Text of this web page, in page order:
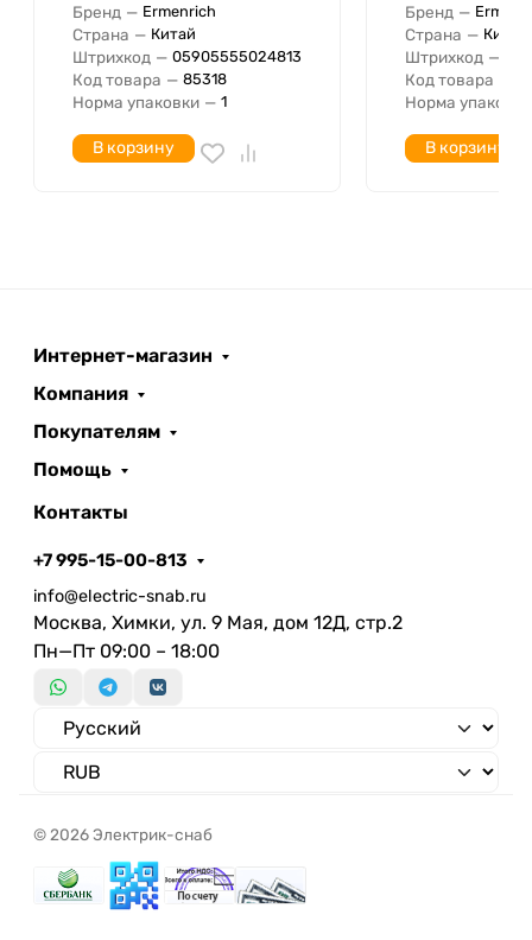
Бренд — Ermenrich
Страна — Китай
Штрихкод — 05905555024813
Код товара — 85318
Норма упаковки — 1
В корзину
Бренд —
Страна — Китай
Штрихкод —
Код товара
Норма упаковки
В корзину
Интернет-магазин
Компания
Покупателям
Помощь
Контакты
+7 995-15-00-813
info@electric-snab.ru
Москва, Химки, ул. 9 Мая, дом 12Д, стр.2
Пн—Пт 09:00 – 18:00
© 2026 Электрик-снаб